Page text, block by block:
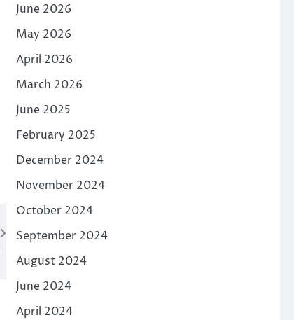
June 2026
May 2026
April 2026
March 2026
June 2025
February 2025
December 2024
November 2024
October 2024
September 2024
August 2024
June 2024
April 2024